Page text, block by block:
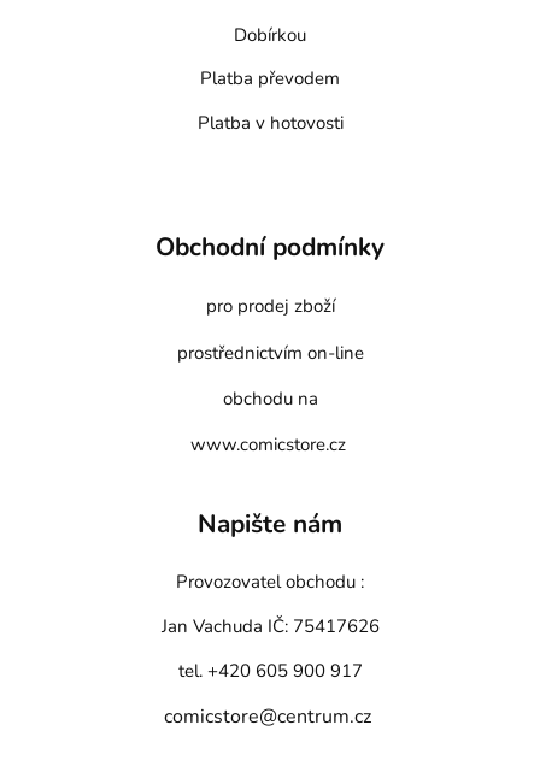
Dobírkou
Platba převodem
Platba v hotovosti
Obchodní podmínky
pro prodej zboží
prostřednictvím on-line
obchodu na
www.comicstore.cz
Napište nám
Provozovatel obchodu :
Jan Vachuda IČ: 75417626
tel. +420 605 900 917
comicstore@centrum.cz